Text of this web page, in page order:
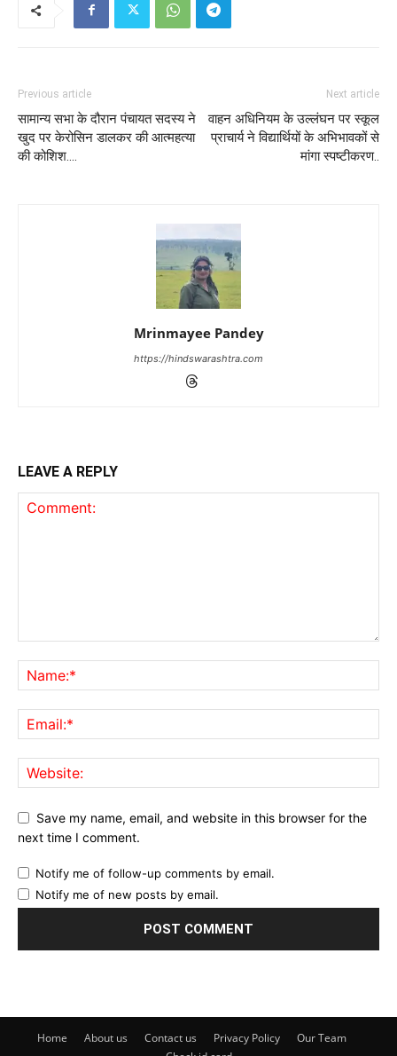
Previous article
सामान्य सभा के दौरान पंचायत सदस्य ने
खुद पर केरोसिन डालकर की आत्महत्या
की कोशिश….
Next article
वाहन अधिनियम के उल्लंघन पर स्कूल
प्राचार्य ने विद्यार्थियों के अभिभावकों से
मांगा स्पष्टीकरण..
Mrinmayee Pandey
https://hindswarashtra.com
LEAVE A REPLY
Save my name, email, and website in this browser for the
next time I comment.
Notify me of follow-up comments by email.
Notify me of new posts by email.
Home About us Contact us Privacy Policy
Our Team